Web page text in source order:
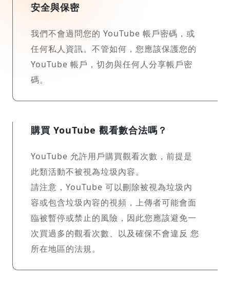
安全與保密
我們不會過問您的 YouTube 帳戶密碼，或
任何私人資訊。不管如何，您應該保護您的
YouTube 帳戶，切勿與任何人分享帳戶密
碼。
購買 YouTube 觀看數合法嗎？
YouTube 允許用戶購買觀看次數，前提是
此類活動不被視為垃圾內容。
請注意，YouTube 可以刪除被視為垃圾內
容或包含垃圾內容的視頻，上傳者可能會面
臨被暫停或禁止的風險，因此您應該避免一
次買過多的觀看次數、以及確保不會違反 您
所在地區的法規。